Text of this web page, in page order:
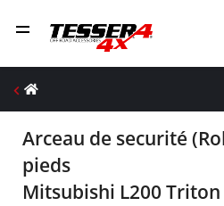
Arceau de securité
pieds
Mitsubishi L200 Triton